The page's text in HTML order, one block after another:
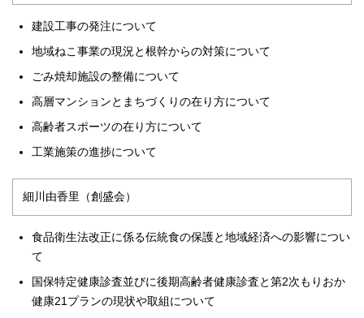
建設工事の発注について
地域ねこ事業の現況と根幹からの対策について
ごみ焼却施設の整備について
高層マンションとまちづくりの在り方について
高齢者スポーツの在り方について
工業施策の進捗について
細川由香里（創盛会）
食品衛生法改正に係る伝統食の保護と地域経済への影響につい
て
国保特定健康診査並びに後期高齢者健康診査と第2次もりおか
健康21プランの現状や取組について